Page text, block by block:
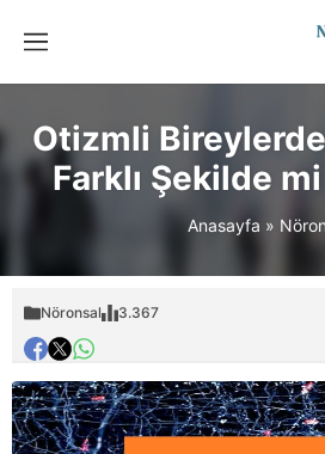
Otizmli
Farklı Şekilde
Anasayfa »
Nöronsal 3.367